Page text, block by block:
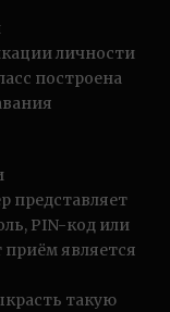
личности
построена
представляет
PIN-код или
является
такую